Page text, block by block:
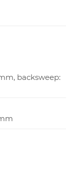
backsweep: